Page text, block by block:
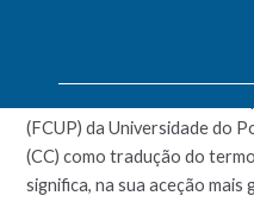
(FCUP) da Universidade do
(CC) como tradução do
significa, na sua aceção mais